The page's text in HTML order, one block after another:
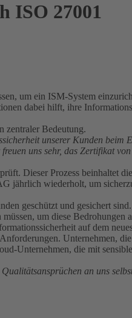
ISO 27001
um ein ISM-System
dabei hilft, ihre
zentraler Bedeutung.
unserer Kunden beim
freuen uns sehr, das Zertifikat
Dieser Prozess beinhaltet
jährlich wiederholt, um
geschützt und gesichert
um diese Bedrohungen
auf dem
Unternehmen,
Unternehmen, die mit
an uns